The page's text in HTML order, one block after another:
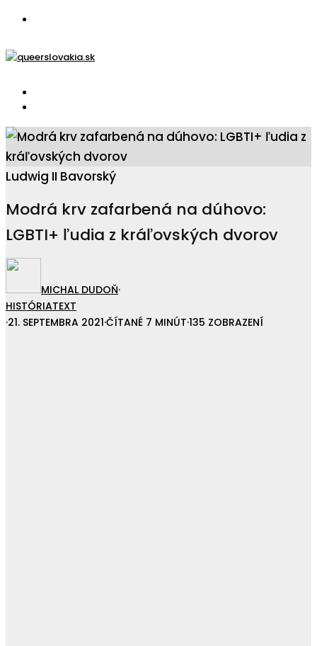
Ludwig II Bavorský
Modrá krv zafarbená na dúhovo:
LGBTI+ ľudia z kráľovských dvorov
MICHAL DUDOŇ·
HISTÓRIATEXT
·21. SEPTEMBRA 2021·ČÍTANÉ 7 MINÚT·135 ZOBRAZENÍ